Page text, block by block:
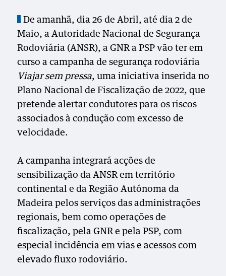
De amanhã, dia 26 de Abril, até dia 2 de
Maio, a Autoridade Nacional de Segurança
Rodoviária (ANSR), a GNR a PSP vão ter em
curso a campanha de segurança rodoviária
Viajar sem pressa, uma iniciativa inserida no
Plano Nacional de Fiscalização de 2022, que
pretende alertar condutores para os riscos
associados à condução com excesso de
velocidade.
A campanha integrará acções de
sensibilização da ANSR em território
continental e da Região Autónoma da
Madeira pelos serviços das administrações
regionais, bem como operações de
fiscalização, pela GNR e pela PSP, com
especial incidência em vias e acessos com
elevado fluxo rodoviário.